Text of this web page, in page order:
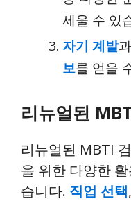
세울 수 있
자기 계발과
보를 얻을
리뉴얼된
리뉴얼된 MBTI
을 위한 다양한
습니다. 직업 선택,